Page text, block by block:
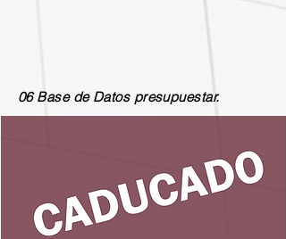
06 Base de Datos presupuestar.